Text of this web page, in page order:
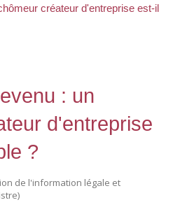
créateur d'entreprise est-il
: un
d'entreprise
?
de l'information légale et